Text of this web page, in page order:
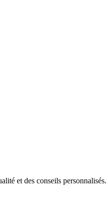
et des conseils personnalisés.